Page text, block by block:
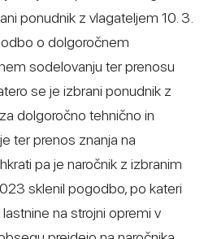
ponudnik z vlagateljem 10. 3.
o dolgoročnem
sodelovanju ter prenosu
se je izbrani ponudnik z
dolgoročno tehnično in
ter prenos znanja na
pa je naročnik z izbranim
sklenil pogodbo, po kateri
na strojni opremi v